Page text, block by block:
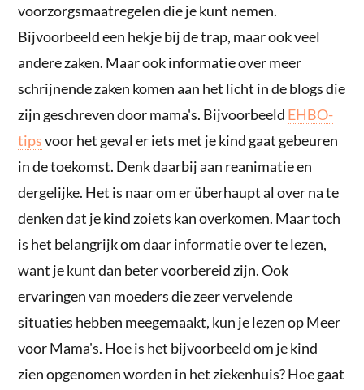
voorzorgsmaatregelen die je kunt nemen.
Bijvoorbeeld een hekje bij de trap, maar ook veel
andere zaken. Maar ook informatie over meer
schrijnende zaken komen aan het licht in de blogs die
zijn geschreven door mama's. Bijvoorbeeld EHBO-
tipsvoor het geval er iets met je kind gaat gebeuren
in de toekomst. Denk daarbij aan reanimatie en
dergelijke. Het is naar om er überhaupt al over na te
denken dat je kind zoiets kan overkomen. Maar toch
is het belangrijk om daar informatie over te lezen,
want je kunt dan beter voorbereid zijn. Ook
ervaringen van moeders die zeer vervelende
situaties hebben meegemaakt, kun je lezen op Meer
voor Mama's. Hoe is het bijvoorbeeld om je kind
zien opgenomen worden in het ziekenhuis? Hoe gaat